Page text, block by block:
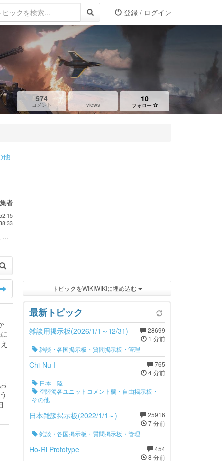
登録 / ログイン
574
コメント views
10
フォロー
他
者
...
トピックをWIKIWIKIに埋め込む
最新トピック
28699
1 分前
雑談用掲示板(2026/1/1～12/31)
雑談・各国掲示板・質問掲示板・管理
765
4 分前
Chi-Nu II
日本 陸
空陸海各ユニットコメント欄・自由掲示板・
その他
25916
7 分前
日本雑談掲示板(2022/1/1～)
雑談・各国掲示板・質問掲示板・管理
454
8 分前
Ho-Ri Prototype